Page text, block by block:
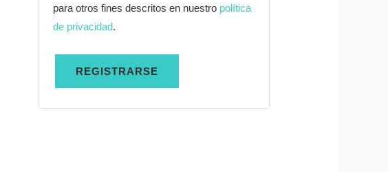
para otros fines descritos en nuestro política
de privacidad.
REGISTRARSE